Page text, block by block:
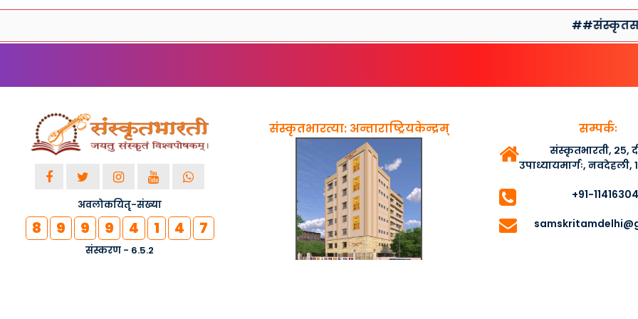
अवलोकयितृ-संख्या
8 9 9 9 4 1 4 7
संस्करण - 6.5.2
संस्कृतभारत्या: अन्ताराष्ट्रियकेन्द्रम् सम्पर्कः
संस्कृतभारती, २५,
उपाध्यायमार्गः, नवदेहली,
+91-